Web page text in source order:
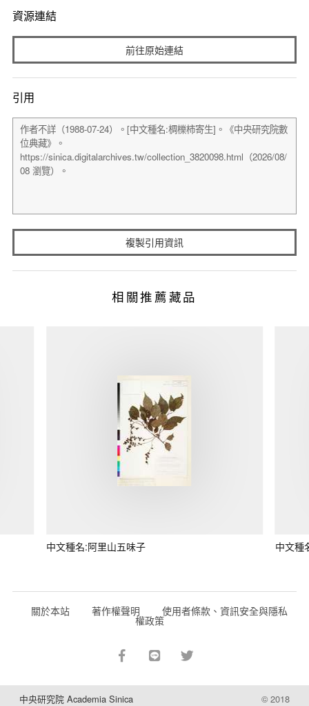
資源連結
前往原始連結
引用
複製引用資訊
相關推薦藏品
中文種名:阿里山五味子 中文種
關於本站 著作權聲明 使用者條款、資訊安全與隱私
權政策
中央研究院 Academia Sinica © 2018